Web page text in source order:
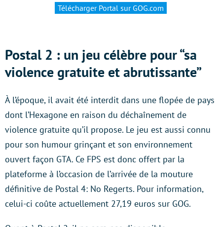
Télécharger Portal sur GOG.com
Postal 2 : un jeu célèbre pour “sa
violence gratuite et abrutissante”
À l’époque, il avait été interdit dans une flopée de pays
dont l’Hexagone en raison du déchaînement de
violence gratuite qu’il propose. Le jeu est aussi connu
pour son humour grinçant et son environnement
ouvert façon GTA. Ce FPS est donc offert par la
plateforme à l’occasion de l’arrivée de la mouture
définitive de Postal 4: No Regerts. Pour information,
celui-ci coûte actuellement 27,19 euros sur GOG.